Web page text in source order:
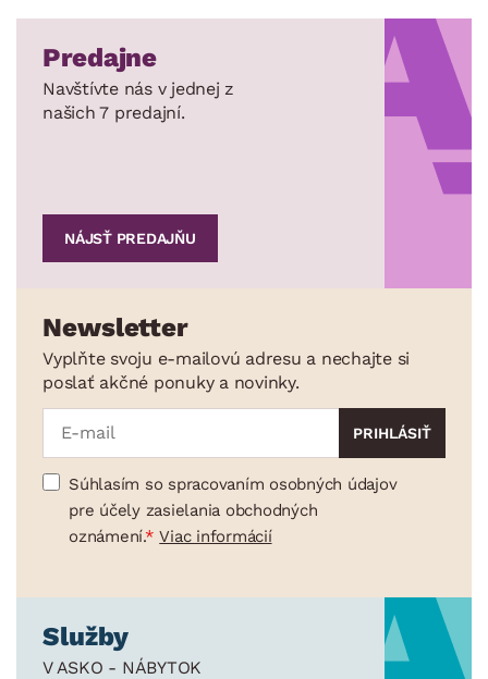
Predajne
Navštívte nás v jednej z
našich 7 predajní.
NÁJSŤ PREDAJŇU
Newsletter
Vyplňte svoju e-mailovú adresu a nechajte si
poslať akčné ponuky a novinky.
Súhlasím so spracovaním osobných údajov
pre účely zasielania obchodných
oznámení.
Viac informácií
Služby
V ASKO - NÁBYTOK